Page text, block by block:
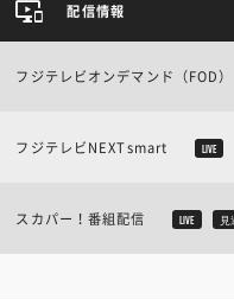
配信情報
フジテレビオンデマンド（FOD）
フジテレビNEXTsmart LIVE
スカパー！番組配信 LIVE 見